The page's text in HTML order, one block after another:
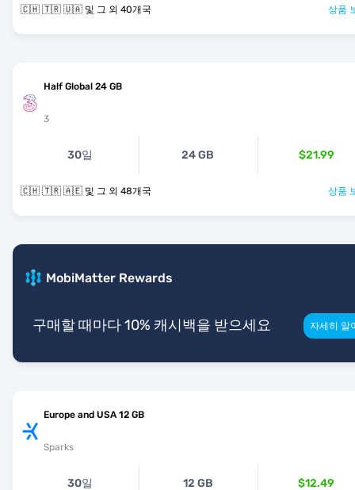
🇨🇭 🇹🇷 🇺🇦 및 그 외 40개국 상품
Half Global 24 GB
3
30일 24 GB $21.99
🇨🇭 🇹🇷 🇦🇪 및 그 외 48개국 상품
MobiMatter Rewards
구매할 때마다 10% 캐시백을 받으세요 자세히 알
Europe and USA 12 GB
Sparks
30일 12 GB $12.49